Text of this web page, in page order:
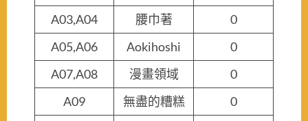
A03,A04
腰巾著
0
A05,A06
Aokihoshi
0
A07,A08
漫畫領域
0
A09
無盡的糟糕
0